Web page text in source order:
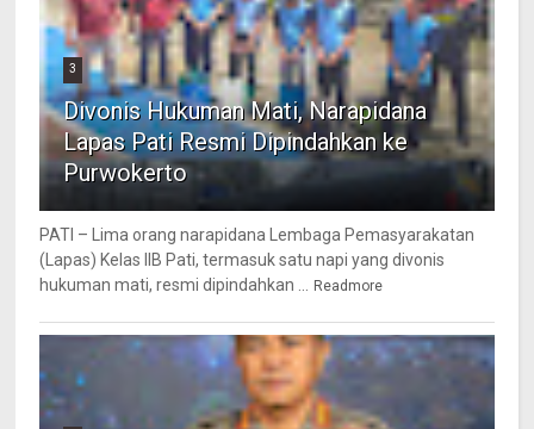
3
Divonis Hukuman Mati, Narapidana
Lapas Pati Resmi Dipindahkan ke
Purwokerto
PATI – Lima orang narapidana Lembaga Pemasyarakatan
(Lapas) Kelas IIB Pati, termasuk satu napi yang divonis
hukuman mati, resmi dipindahkan ...
Readmore